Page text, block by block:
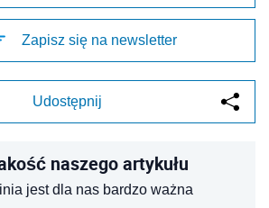
Zapisz się na newsletter
Udostępnij
naszego artykułu
jest dla nas bardzo ważna